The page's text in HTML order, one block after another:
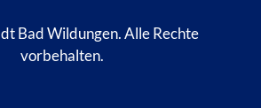
Bad Wildungen.Alle Rechte
vorbehalten.